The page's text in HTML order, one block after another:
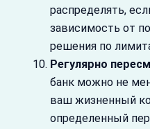
распределять,
зависимость от
решения по
Регулярно
банк можно не
ваш жизненный
определенный